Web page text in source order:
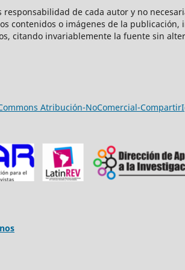
de cada autor y no
contenidos o imágenes de la
citando invariablemente la fuente sin
Atribución-NoComercial-